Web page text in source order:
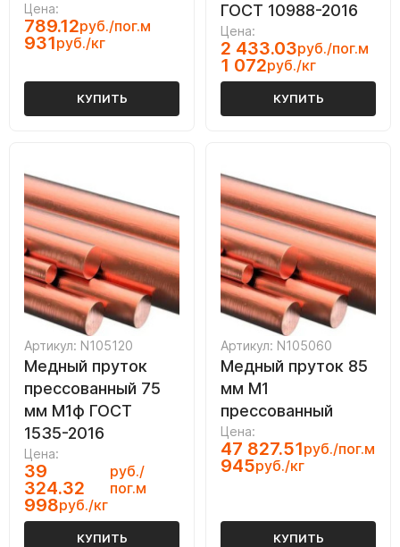
Цена:
789.12руб./пог.м
931руб./кг
КУПИТЬ
ГОСТ 10988-2016
Цена:
2 433.03руб./пог.м
1 072руб./кг
КУПИТЬ
Артикул: N105120
Медный пруток
прессованный 75
мм М1ф ГОСТ
1535-2016
Цена:
39
324.32
руб./
пог.м
998руб./кг
КУПИТЬ
Артикул: N105060
Медный пруток 85
мм М1
прессованный
Цена:
47 827.51руб./пог.м
945руб./кг
КУПИТЬ